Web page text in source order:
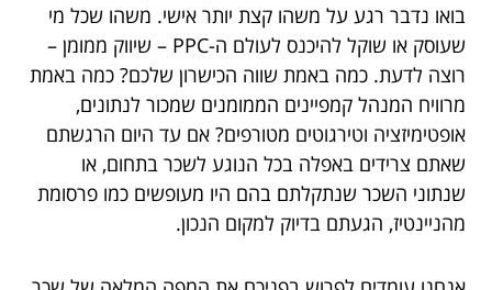
בואו נדבר רגע על משהו קצת יותר אישי. משהו שכל מי
שעוסק או שוקל להיכנס לעולם ה-PPC – שיווק ממומן –
רוצה לדעת. כמה באמת שווה הכישרון שלכם? כמה באמת
מרוויח המנהל קמפיינים הממומנים שמכור לנתונים,
אופטימיזציה וטירגוטים מטורפים? אם עד היום הרגשתם
שאתם צרידים באפלה בכל הנוגע לשכר בתחום, או
שנתוני השכר שנתקלתם בהם היו מעופשים כמו פרסומת
מהניינטיז, הגעתם בדיוק למקום הנכון.